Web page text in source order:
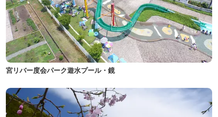
宮リバー度会パーク遊水プール・鏡